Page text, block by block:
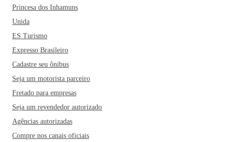
Princesa dos Inhamuns
Unida
ES Turismo
Expresso Brasileiro
Cadastre seu ônibus
Seja um motorista parceiro
Fretado para empresas
Seja um revendedor autorizado
Agências autorizadas
Compre nos canais oficiais